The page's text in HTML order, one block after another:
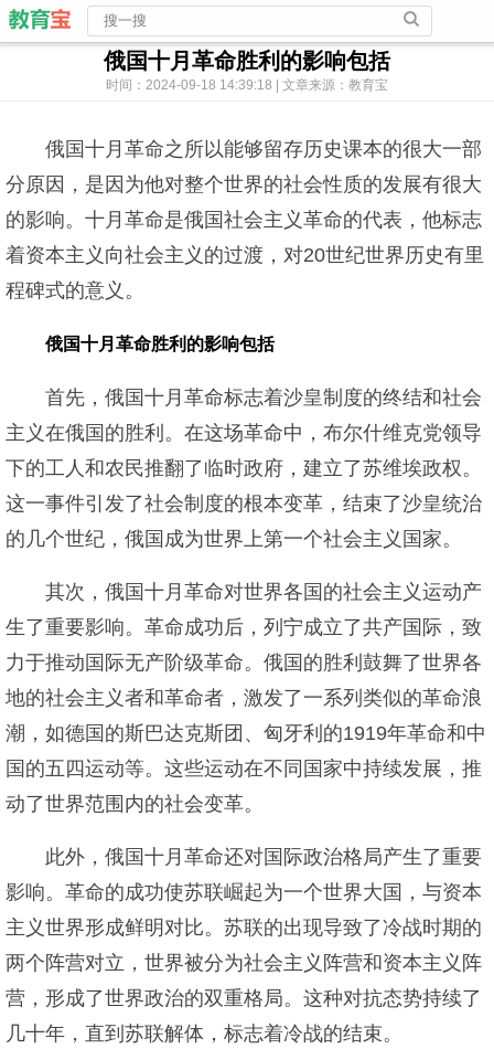
俄国十月革命胜利的影响包括
时间：2024-09-18 14:39:18 | 文章来源：教育宝
俄国十月革命之所以能够留存历史课本的很大一部
分原因，是因为他对整个世界的社会性质的发展有很大
的影响。十月革命是俄国社会主义革命的代表，他标志
着资本主义向社会主义的过渡，对20世纪世界历史有里
程碑式的意义。
俄国十月革命胜利的影响包括
首先，俄国十月革命标志着沙皇制度的终结和社会
主义在俄国的胜利。在这场革命中，布尔什维克党领导
下的工人和农民推翻了临时政府，建立了苏维埃政权。
这一事件引发了社会制度的根本变革，结束了沙皇统治
的几个世纪，俄国成为世界上第一个社会主义国家。
其次，俄国十月革命对世界各国的社会主义运动产
生了重要影响。革命成功后，列宁成立了共产国际，致
力于推动国际无产阶级革命。俄国的胜利鼓舞了世界各
地的社会主义者和革命者，激发了一系列类似的革命浪
潮，如德国的斯巴达克斯团、匈牙利的1919年革命和中
国的五四运动等。这些运动在不同国家中持续发展，推
动了世界范围内的社会变革。
此外，俄国十月革命还对国际政治格局产生了重要
影响。革命的成功使苏联崛起为一个世界大国，与资本
主义世界形成鲜明对比。苏联的出现导致了冷战时期的
两个阵营对立，世界被分为社会主义阵营和资本主义阵
营，形成了世界政治的双重格局。这种对抗态势持续了
几十年，直到苏联解体，标志着冷战的结束。